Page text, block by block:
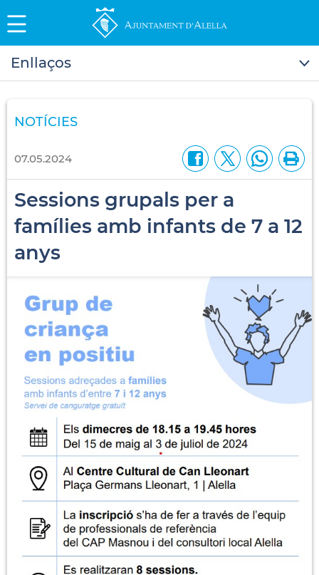
Enllaços
NOTÍCIES
07.05.2024
Sessions grupals per a
famílies amb infants de 7 a 12
anys